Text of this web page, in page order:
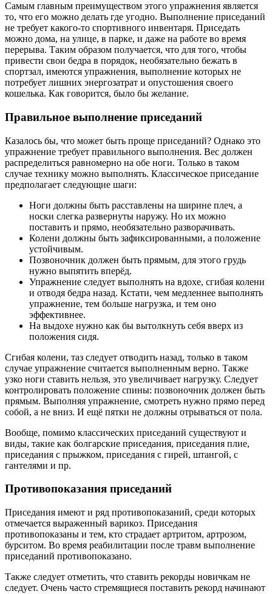
Самым главным преимуществом этого упражнения является
то, что его можно делать где угодно. Выполнение приседаний
не требует какого-то спортивного инвентаря. Приседать
можно дома, на улице, в парке, и даже на работе во время
перерыва. Таким образом получается, что для того, чтобы
привести свои бедра в порядок, необязательно бежать в
спортзал, имеются упражнения, выполнение которых не
потребует лишних энергозатрат и опустошения своего
кошелька. Как говорится, было бы желание.
Правильное выполнение приседаний
Казалось бы, что может быть проще приседаний? Однако это
упражнение требует правильного выполнения. Вес должен
распределиться равномерно на обе ноги. Только в таком
случае технику можно выполнять. Классическое приседание
предполагает следующие шаги:
Ноги должны быть расставлены на ширине плеч, а
носки слегка развернуты наружу. Но их можно
поставить и прямо, необязательно разворачивать.
Колени должны быть зафиксированными, а положение
устойчивым.
Позвоночник должен быть прямым, для этого грудь
нужно выпятить вперёд.
Упражнение следует выполнять на вдохе, сгибая колени
и отводя бедра назад. Кстати, чем медленнее выполнять
упражнение, тем больше нагрузка, и тем оно
эффективнее.
На выдохе нужно как бы вытолкнуть себя вверх из
положения сидя.
Сгибая колени, таз следует отводить назад, только в таком
случае упражнение считается выполненным верно. Также
узко ноги ставить нельзя, это увеличивает нагрузку. Следует
контролировать положение спины: позвоночник должен быть
прямым. Выполняя упражнение, смотреть нужно прямо перед
собой, а не вниз. И ещё пятки не должны отрываться от пола.
Вообще, помимо классических приседаний существуют и
виды, такие как болгарские приседания, приседания плие,
приседания с прыжком, приседания с гирей, штангой, с
гантелями и пр.
Противопоказания приседаний
Приседания имеют и ряд противопоказаний, среди которых
отмечается выраженный варикоз. Приседания
противопоказаны и тем, кто страдает артритом, артрозом,
бурситом. Во время реабилитации после травм выполнение
приседаний противопоказано.
Также следует отметить, что ставить рекорды новичкам не
следует. Очень часто стремящиеся поставить рекорд начинают